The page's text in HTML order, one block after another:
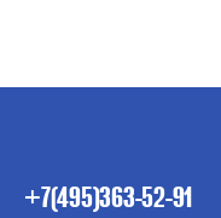
+7(495)363-52-91